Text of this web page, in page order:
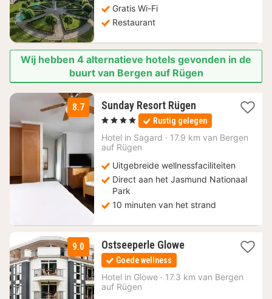
Gratis Wi-Fi
Restaurant
Wij hebben 4 alternatieve hotels gevonden in de
buurt van Bergen auf Rügen
8.7 Sunday Resort Rügen2
nachten
vanaf
99
, 4 Sterren Rustig gelegen
Hotel in Sagard · 17.9 km van Bergen
auf Rügen
Uitgebreide wellnessfaciliteiten
Direct aan het Jasmund Nationaal
Park
10 minuten van het strand
9.0 Ostseeperle Glowe3
94
Goede wellness
Hotel in Glowe · 17.3 km van Bergen
auf Rügen